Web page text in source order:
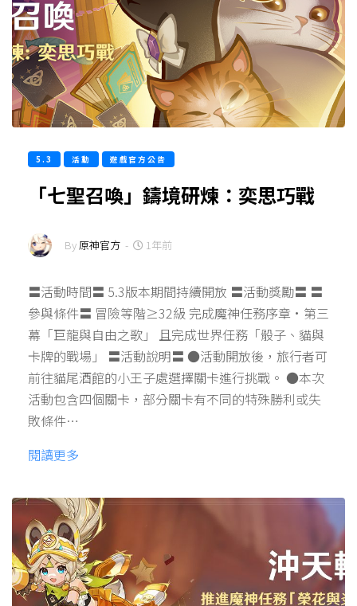
5.3 活動 遊戲官方公告
「七聖召喚」鑄境研煉：奕思巧戰
By原神官方 - 1年前
〓活動時間〓 5.3版本期間持續開放 〓活動獎勵〓 〓
參與條件〓 冒險等階≥32級 完成魔神任務序章·第三
幕「巨龍與自由之歌」 且完成世界任務「骰子、貓與
卡牌的戰場」 〓活動說明〓 ●活動開放後，旅行者可
前往貓尾酒館的小王子處選擇關卡進行挑戰。 ●本次
活動包含四個關卡，部分關卡有不同的特殊勝利或失
敗條件…
閱讀更多